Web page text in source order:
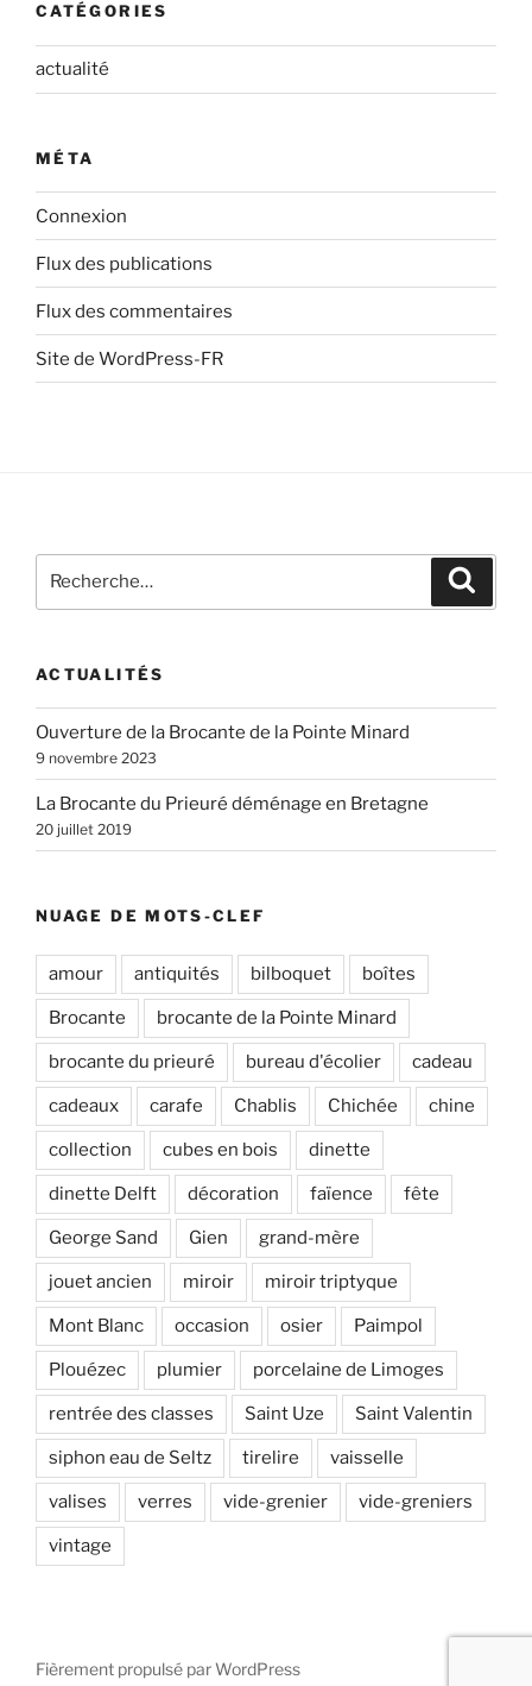
CATÉGORIES
actualité
MÉTA
Connexion
Flux des publications
Flux des commentaires
Site de WordPress-FR
pour
ACTUALITÉS
Ouverture de la Brocante de la Pointe Minard
9 novembre 2023
La Brocante du Prieuré déménage en Bretagne
20 juillet 2019
NUAGE DE MOTS-CLEF
amour antiquités bilboquet boîtes
Brocante brocante de la Pointe Minard
brocante du prieuré bureau d'écolier cadeau
cadeaux carafe Chablis Chichée chine
collection cubes en bois dinette
dinette Delft décoration faïence fête
George Sand Gien grand-mère
jouet ancien miroir miroir triptyque
Mont Blanc occasion osier Paimpol
Plouézec plumier porcelaine de Limoges
rentrée des classes Saint Uze Saint Valentin
siphon eau de Seltz tirelire vaisselle
valises verres vide-grenier vide-greniers
vintage
Fièrement propulsé par WordPress